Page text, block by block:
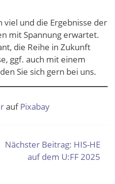
viel und die Ergebnisse der
mit Spannung erwartet.
die Rei­he in Zukunft
ggf. auch mit einem
Sie sich gern bei uns.
aufPixabay
Nächster Beitrag: HIS-HE
auf dem U:FF 2025